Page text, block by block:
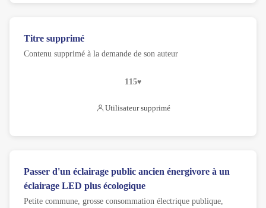
Titre supprimé
Contenu supprimé à la demande de son auteur
115
Utilisateur supprimé
Passer d'un éclairage public ancien énergivore à un
éclairage LED plus écologique
Petite commune, grosse consommation électrique publique,